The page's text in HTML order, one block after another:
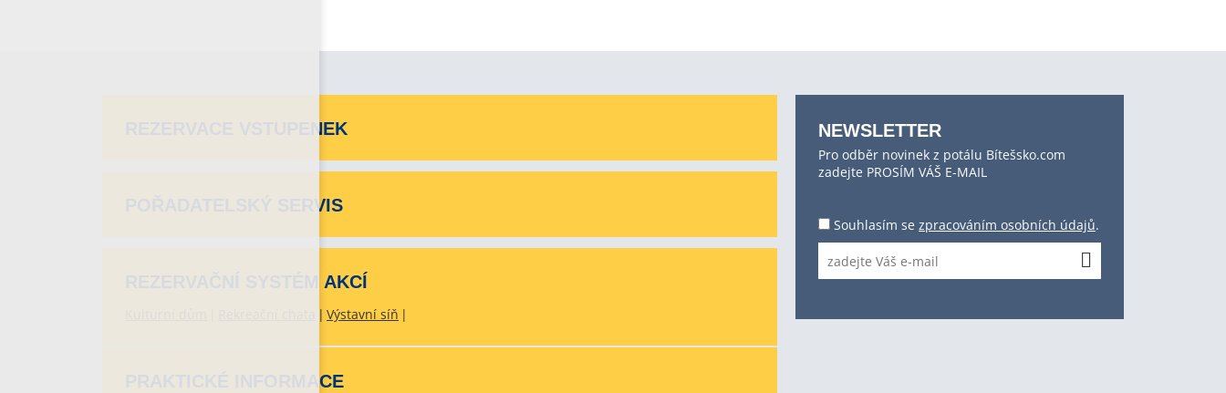
REZERVACE VSTUPENEK
POŘADATELSKÝ SERVIS
REZERVAČNÍ SYSTÉM AKCÍ
Výstavní síň
PRAKTICKÉ INFORMACE
NEWSLETTER
Pro odběr novinek z potálu Bítešsko.com
zadejte PROSÍM VÁŠ E-MAIL
Souhlasím se zpracováním osobních údajů.